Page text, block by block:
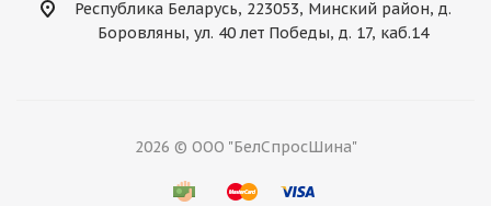
Республика Беларусь, 223053, Минский район, д.
Боровляны, ул. 40 лет Победы, д. 17, каб.14
2026 © ООО "БелСпросШина"